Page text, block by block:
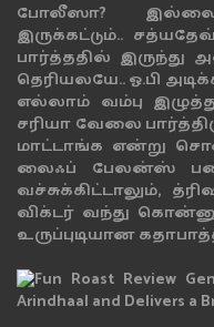
போலீஸா?
இருக்கட்டும்..
பார்த்ததில் இருந்து
தெரியலயே.. ஓ.பி
எல்லாம் வம்பு
சரியா வேலை
மாட்டாங்க என்று
லைஃப் பேலன்ஸ்
வச்சுக்கிட்டாலும்,
விக்டர் வந்து
உருப்புடியான